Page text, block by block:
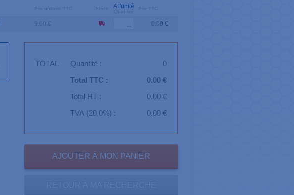
A l'unité
9.00 € 0.00 €
TOTAL Quantité :
0
Total TTC :
0.00 €
Total HT :
0.00 €
TVA (20,0%) :
0.00 €